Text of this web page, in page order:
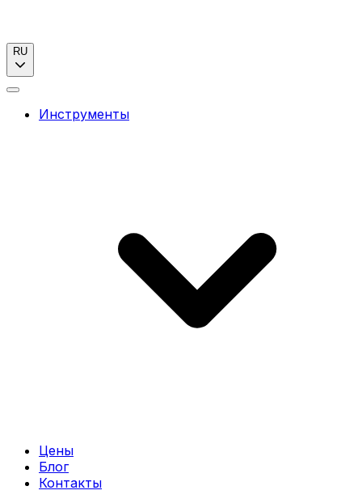
RU
Инструменты
Цены
Блог
Контакты